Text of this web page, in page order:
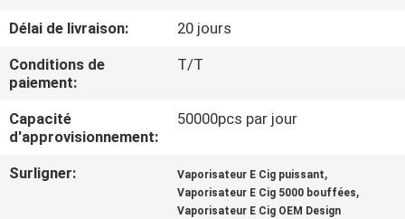
VISITE
D'USINE
CONTRÔLE
QUALITÉ
Délai de livraison:
20 jours
Conditions de
paiement:
T/T
Capacité
d'approvisionnement:
50000pcs par jour
Surligner: Vaporisateur E Cig puissant,
Vaporisateur E Cig 5000 bouffées,
Vaporisateur E Cig OEM Design